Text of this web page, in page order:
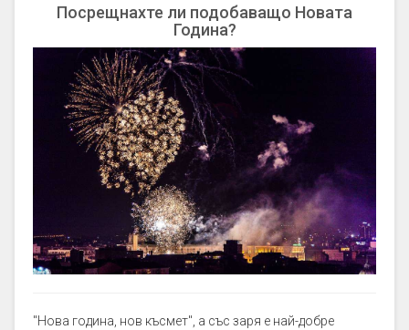
Посрещнахте ли подобаващо Новата
Година?
"Нова година, нов късмет", а със заря е най-добре